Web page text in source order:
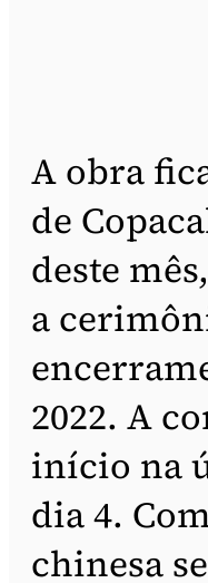
A obra
de
deste
a
2022. A
início na
dia 4.
chinesa